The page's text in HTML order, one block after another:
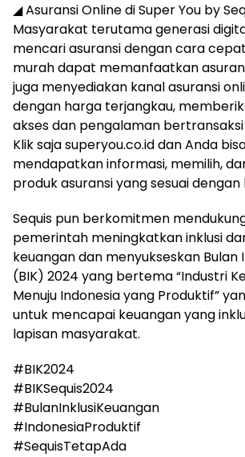
◢ Asuransi Online di Super You by
Masyarakat terutama generasi
mencari asuransi dengan cara
murah dapat memanfaatkan
juga menyediakan kanal asuransi
dengan harga terjangkau,
akses dan pengalaman
Klik saja superyou.co.id dan Anda
mendapatkan informasi, memilih,
produk asuransi yang sesuai
Sequis pun berkomitmen
pemerintah meningkatkan inklusi
keuangan dan menyukseskan Bulan
(BIK) 2024 yang bertema “Industri
Menuju Indonesia yang Produktif”
untuk mencapai keuangan yang
lapisan masyarakat.
#BIK2024
#BIKSequis2024
#BulanInklusiKeuangan
#IndonesiaProduktif
#SequisTetapAda